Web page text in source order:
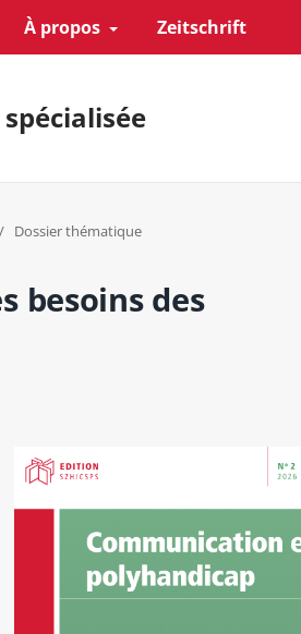
À propos Zeitschrift
/ Dossier thématique
besoins des